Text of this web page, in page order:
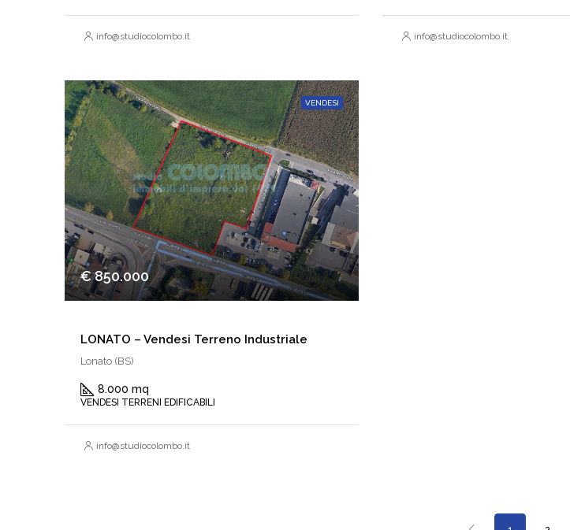
info@studiocolombo.it info@studiocolombo.it
VENDESI
€ 850.000
LONATO – Vendesi Terreno Industriale
Lonato (BS)
8.000 mq
VENDESI TERRENI EDIFICABILI
info@studiocolombo.it